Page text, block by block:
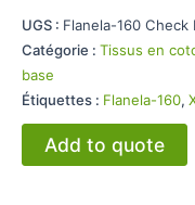
UGS : Flanela-160 Check
Catégorie : Tissus en
base
Étiquettes : Flanela-160,
Add to quote